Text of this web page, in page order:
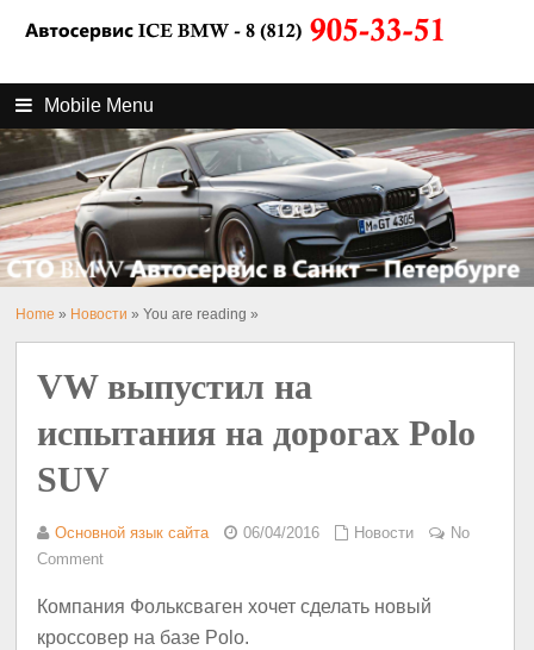
Mobile Menu
Home » Новости » You are reading »
VW выпустил на
испытания на дорогах Polo
SUV
Основной язык сайта 06/04/2016 Новости
No
Comment
Компания Фольксваген хочет сделать новый
кроссовер на базе Polo.